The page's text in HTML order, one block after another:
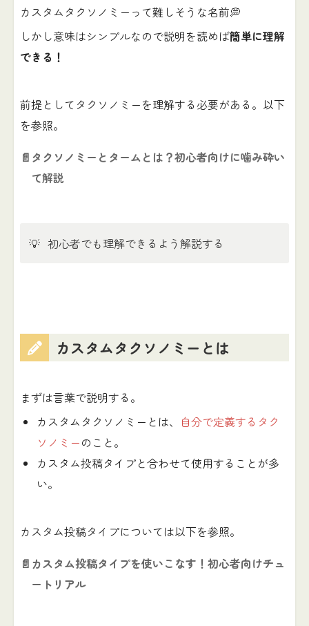
カスタムタクソノミーって難しそうな名前💭
しかし意味はシンプルなので説明を読めば簡単に理解
できる！
前提としてタクソノミーを理解する必要がある。以下
を参照。
📄 タクソノミーとタームとは？初心者向けに噛み砕い
て解説
💡 初心者でも理解できるよう解説する
カスタムタクソノミーとは
まずは言葉で説明する。
カスタムタクソノミーとは、 自分で定義するタク
ソノミーのこと。
カスタム投稿タイプと合わせて使用することが多
い。
カスタム投稿タイプについては以下を参照。
📄 カスタム投稿タイプを使いこなす！初心者向けチュ
ートリアル